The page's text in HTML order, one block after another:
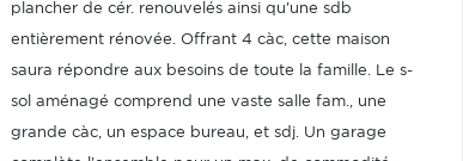
plancher de cér. renouvelés ainsi qu'une sdb
entièrement rénovée. Offrant 4 càc, cette maison
saura répondre aux besoins de toute la famille. Le s-
sol aménagé comprend une vaste salle fam., une
grande càc, un espace bureau, et sdj. Un garage